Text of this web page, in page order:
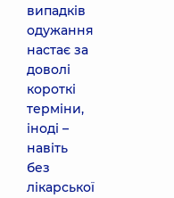
випадків
одужання
настає за
доволі
короткі
терміни,
іноді –
навіть
без
лікарської